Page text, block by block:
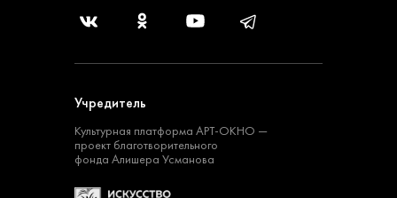
Учредитель
Культурная платформа АРТ-ОКНО —
проект благотворительного
фонда Алишера Усманова